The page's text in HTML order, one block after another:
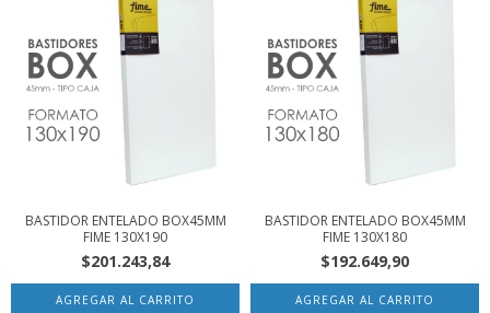
BASTIDOR ENTELADO BOX45MM
FIME 130X190
$201.243,84
BASTIDOR ENTELADO BOX45MM
FIME 130X180
$192.649,90